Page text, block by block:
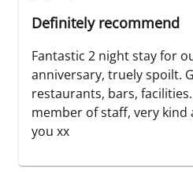
Definitely recommend
Fantastic 2 night stay for
anniversary, truely spoilt.
restaurants, bars,
member of staff, very kind
you xx